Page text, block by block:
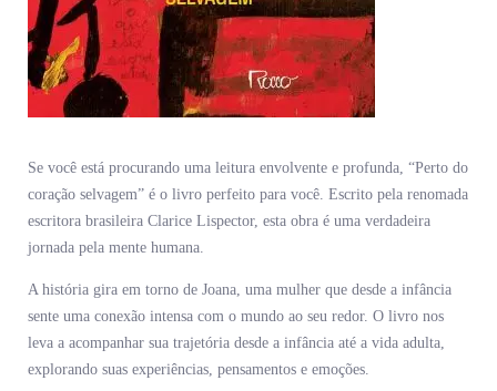
Se você está procurando uma leitura envolvente e profunda, “Perto do
coração selvagem” é o livro perfeito para você. Escrito pela renomada
escritora brasileira Clarice Lispector, esta obra é uma verdadeira
jornada pela mente humana.
A história gira em torno de Joana, uma mulher que desde a infância
sente uma conexão intensa com o mundo ao seu redor. O livro nos
leva a acompanhar sua trajetória desde a infância até a vida adulta,
explorando suas experiências, pensamentos e emoções.